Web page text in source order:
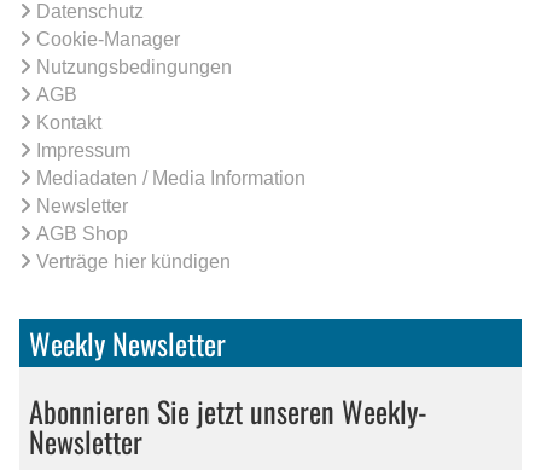
Datenschutz
Cookie-Manager
Nutzungsbedingungen
AGB
Kontakt
Impressum
Mediadaten / Media Information
Newsletter
AGB Shop
Verträge hier kündigen
Weekly Newsletter
Abonnieren Sie jetzt unseren Weekly-
Newsletter